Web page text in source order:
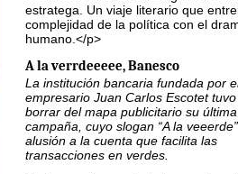
estratega. Un viaje literario que
complejidad de la política con el
humano.</p>
A la verrdeeeee, Banesco
La institución bancaria fundada por
empresario Juan Carlos Escotet
borrar del mapa publicitario su última
campaña, cuyo slogan “A la
alusión a la cuenta que facilita las
transacciones en verdes.